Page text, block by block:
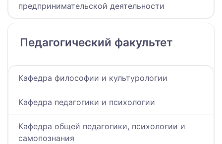
предпринимательской деятельности
Педагогический факультет
Кафедра философии и культурологии
Кафедра педагогики и психологии
Кафедра общей педагогики, психологии и
самопознания